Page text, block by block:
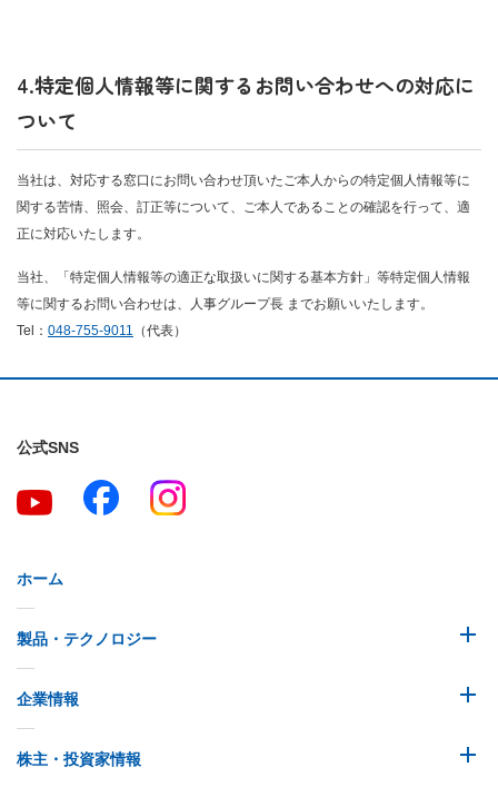
4.特定個人情報等に関するお問い合わせへの対応に
ついて
当社は、対応する窓口にお問い合わせ頂いたご本人からの特定個人情報等に
関する苦情、照会、訂正等について、ご本人であることの確認を行って、適
正に対応いたします。
当社、「特定個人情報等の適正な取扱いに関する基本方針」等特定個人情報
等に関するお問い合わせは、人事グループ長 までお願いいたします。
Tel： 048-755-9011 （代表）
公式SNS
ホーム
製品・テクノロジー
企業情報
株主・投資家情報